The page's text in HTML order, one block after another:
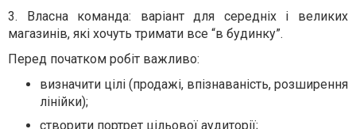
3. Власна команда: варіант для середніх і великих
магазинів, які хочуть тримати все “в будинку”.
Перед початком робіт важливо:
визначити цілі (продажі, впізнаваність, розширення
лінійки);
створити портрет цільової аудиторії;